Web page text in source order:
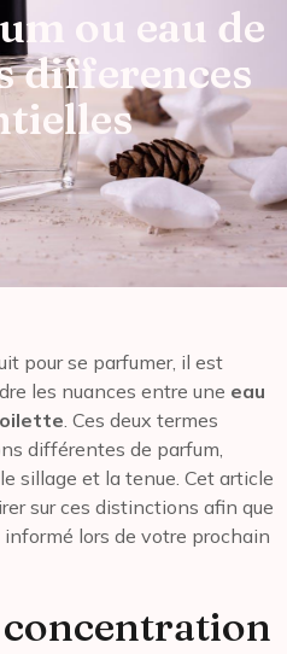
ou eau de
differences
pour se parfumer, il est
les nuances entre une eau
. Ces deux termes
différentes de parfum,
sillage et la tenue. Cet article
sur ces distinctions afin que
lors de votre prochain